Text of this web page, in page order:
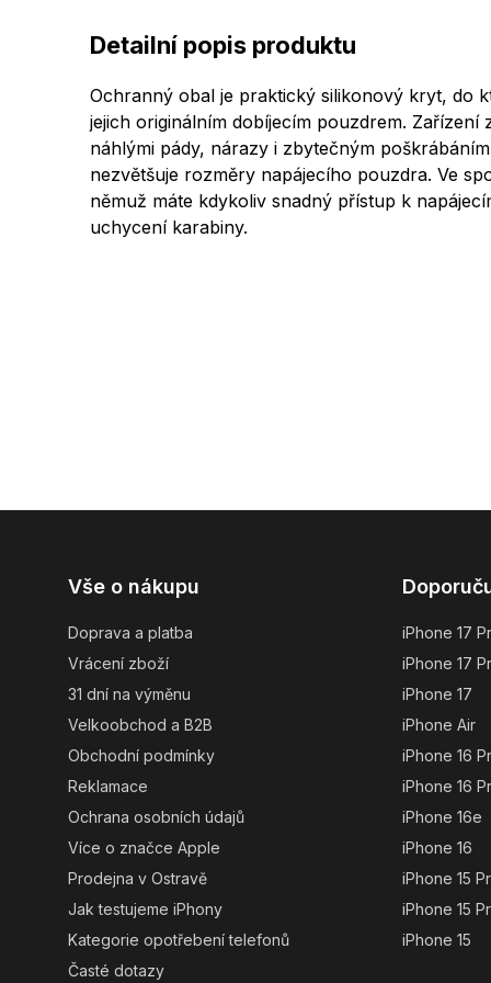
Detailní popis produktu
Ochranný obal je praktický silikonový kryt, do
jejich originálním dobíjecím pouzdrem.
náhlými pády, nárazy i zbytečným
nezvětšuje rozměry napájecího pouzdra. Ve
němuž máte kdykoliv snadný přístup k
uchycení karabiny.
Vše o nákupu
Doprava a platba
Vrácení zboží
31 dní na výměnu
Velkoobchod a B2B
Obchodní podmínky
Reklamace
Ochrana osobních údajů
Více o značce Apple
Prodejna v Ostravě
Jak testujeme iPhony
Kategorie opotřebení telefonů
Časté dotazy
iPhone 17
iPhone 17
iPhone 17
iPhone Air
iPhone 16
iPhone 16
iPhone 16e
iPhone 16
iPhone 15
iPhone 15
iPhone 15